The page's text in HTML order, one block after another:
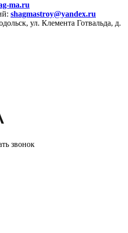
ma.ru
shagmastroy@yandex.ru
ул. Клемента Готвальда, д.
звонок